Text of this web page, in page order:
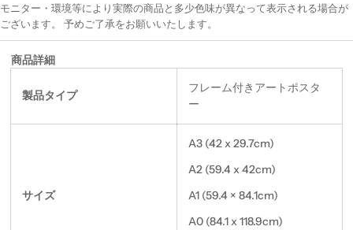
モニター・環境等により実際の商品と多少色味が異なって表示される場合が
ございます。 予めご了承をお願いいたします。
商品詳細
製品タイプ
フレーム付きアートポスタ
ー
サイズ
A3 (42 x 29.7cm)
A2 (59.4 x 42cm)
A1 (59.4 × 84.1cm)
A0 (84.1 x 118.9cm)